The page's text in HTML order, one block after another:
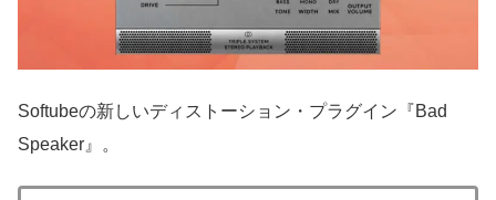
Softubeの新しいディストーション・プラグイン『Bad
Speaker』。